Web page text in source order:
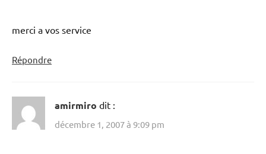
merci a vos service
Répondre
amirmiro dit :
décembre 1, 2007 à 9:09 pm